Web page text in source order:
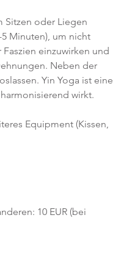
Sitzen oder Liegen
Minuten), um nicht
einzuwirken und
Neben der
Yin Yoga ist eine
wirkt.
Equipment (Kissen,
10 EUR (bei